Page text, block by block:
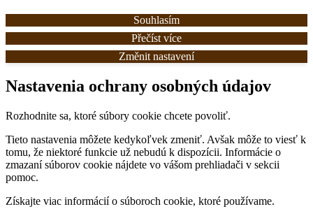
Souhlasím
Přečíst více
Změnit nastavení
Nastavenia ochrany osobných údajov
Rozhodnite sa, ktoré súbory cookie chcete povoliť.
Tieto nastavenia môžete kedykoľvek zmeniť. Avšak môže to viesť k
tomu, že niektoré funkcie už nebudú k dispozícii. Informácie o
zmazaní súborov cookie nájdete vo vášom prehliadači v sekcii
pomoc.
Získajte viac informácií o súboroch cookie, ktoré používame.